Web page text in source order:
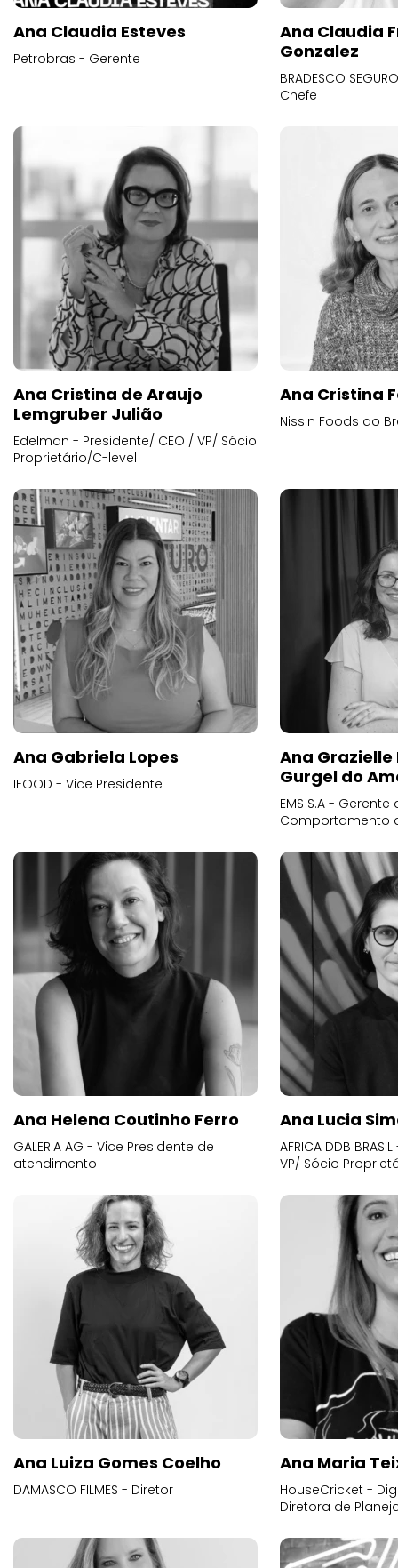
Ana Claudia Esteves
Petrobras - Gerente
Ana Claudia
Gonzalez
BRADESCO
Chefe
Ana Cristina de Araujo
Lemgruber Julião
Edelman - Presidente/ CEO / VP/ Sócio
Proprietário/C-level
Ana Cristina
Nissin Foods do
Ana Gabriela Lopes
IFOOD - Vice Presidente
Ana
Gurgel do
EMS S.A -
Comportamento
Ana Helena Coutinho Ferro
GALERIA AG - Vice Presidente de
atendimento
Ana Lucia
AFRICA DDB
VP/ Sócio
Ana Luiza Gomes Coelho
DAMASCO FILMES - Diretor
Ana Maria
HouseCricket -
Diretora de